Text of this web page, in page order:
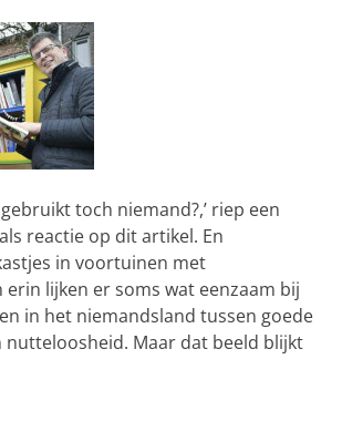
toch niemand?,’ riep een
reactie op dit artikel. En
in voortuinen met
erin lijken er soms wat eenzaam bij
in het niemandsland tussen goede
nutteloosheid. Maar dat beeld blijkt